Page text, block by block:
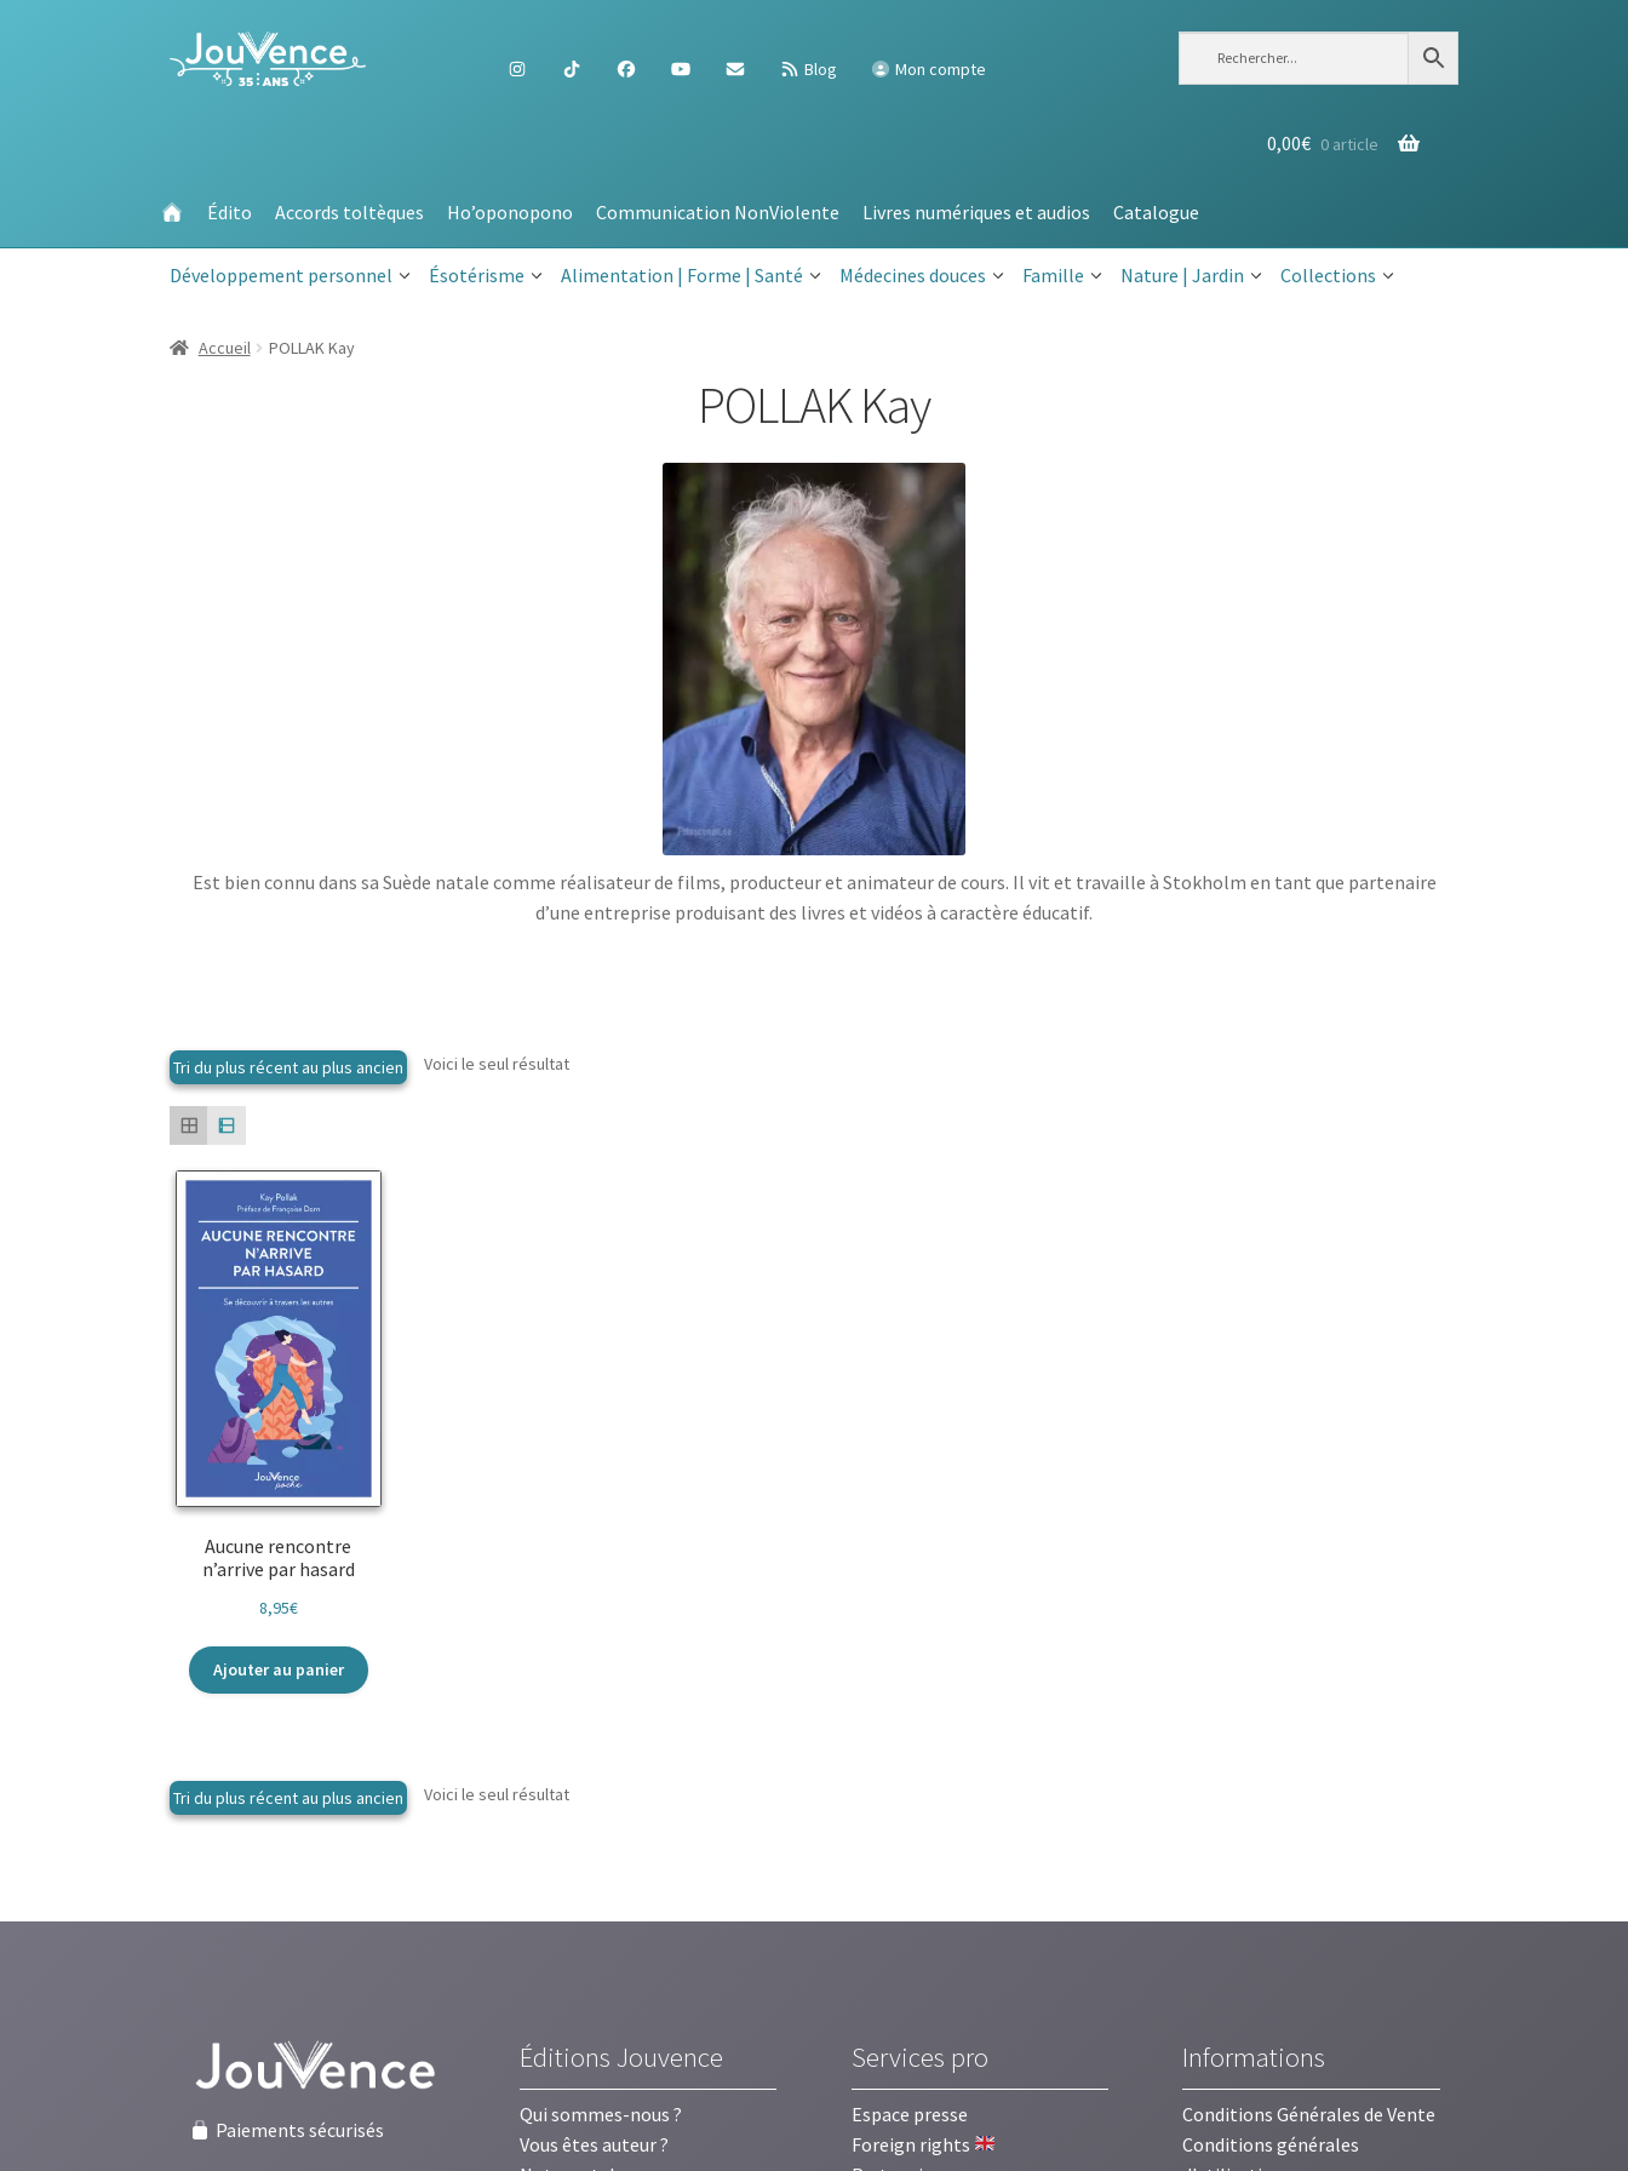
Aller
à
Aller
au
Blog Mon compte
0,00€ 0 article
Édito Accords toltèques Ho’oponopono Communication NonViolente Livres numériques et audios Catalogue
Développement personnel Ésotérisme Alimentation | Forme | Santé Médecines douces Famille Nature | Jardin Collections
Accueil POLLAK Kay
POLLAK Kay
Est bien connu dans sa Suède natale comme réalisateur de films, producteur et animateur de cours. Il vit et travaille à Stokholm en tant que partenaire
d’une entreprise produisant des livres et vidéos à caractère éducatif.
Voici le seul résultat
Aucune rencontre
n’arrive par hasard
8,95€
Ajouter au panier
Voici le seul résultat
Paiements sécurisés
Éditions Jouvence
Qui sommes-nous ?
Vous êtes auteur ?
Services pro
Espace presse
Foreign rights
Informations
Conditions Générales de Vente
Conditions générales